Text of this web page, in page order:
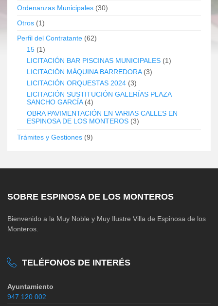
Ordenanzas Municipales (30)
Otros (1)
Perfil del Contratante (62)
15 (1)
LICITACIÓN BAR PISCINAS MUNICIPALES (1)
LICITACIÓN MÁQUINA BARREDORA(3)
LICITACIÓN ORQUESTAS 2024 (3)
LICITACIÓN SUSTITUCIÓN GALERÍAS PLAZA
SANCHO GARCÍA(4)
OBRA PAVIMENTACIÓN EN VARIAS CALLES EN
ESPINOSA DE LOS MONTEROS (3)
Trámites y Gestiones (9)
SOBRE ESPINOSA DE LOS MONTEROS
Bienvenido a la Muy Noble y Muy Ilustre Villa de Espinosa de los
Monteros.
TELÉFONOS DE INTERÉS
Ayuntamiento
947 120 002